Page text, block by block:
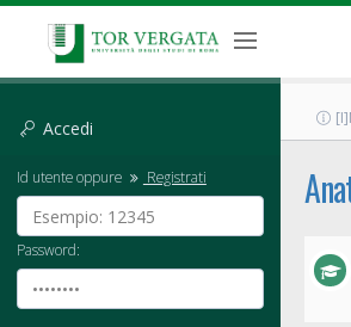
Accedi
Id utente oppure Registrati
Password: